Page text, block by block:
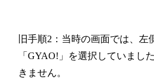
旧手順2：当時の画面では、左
「GYAO!」を選択していまし
きません。